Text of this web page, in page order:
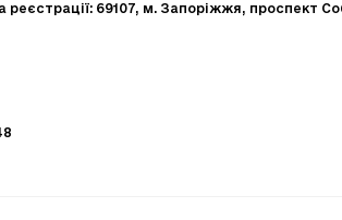
реєстрації: 69107, м. Запоріжжя, проспект